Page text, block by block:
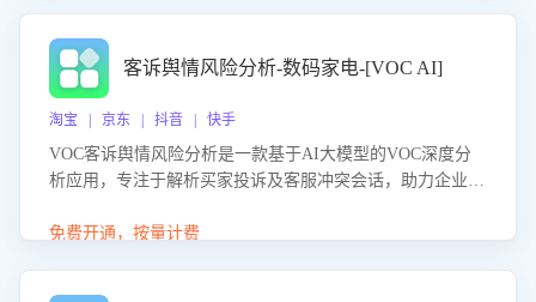
客诉舆情风险分析-数码家电-[VOC AI]
淘宝 | 京东 | 抖音 | 快手
VOC客诉舆情风险分析是一款基于AI大模型的VOC深度分
析应用，专注于解析买家投诉及客服冲突会话，助力企业精
别客户情绪、归因争议根源，并客观评估客服应对合理性与
免费开通，按量计费